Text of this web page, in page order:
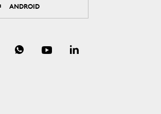
ANDROID